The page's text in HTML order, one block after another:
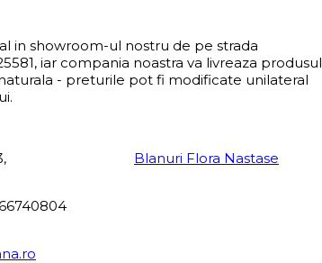
in showroom-ul nostru de pe strada
iar compania noastra va livreaza produsul
- preturile pot fi modificate unilateral
Blanuri Flora Nastase